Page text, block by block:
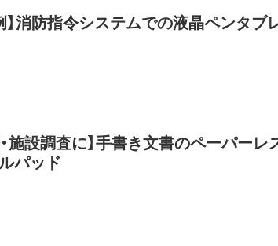
】消防指令システムでの液晶ペンタブ
・施設調査に】手書き文書のペーパーレ
パッド